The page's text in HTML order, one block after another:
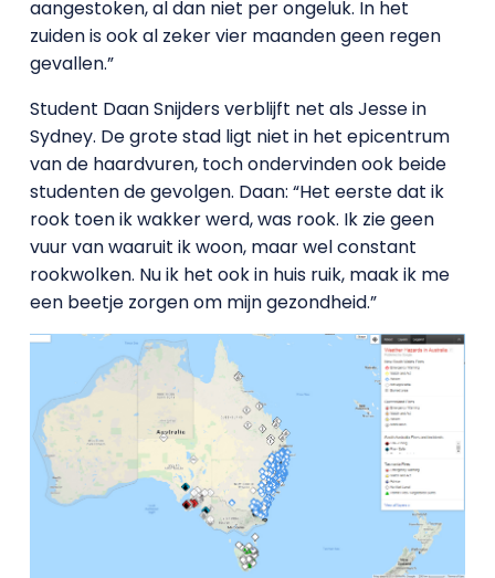
aangestoken, al dan niet per ongeluk. In het
zuiden is ook al zeker vier maanden geen regen
gevallen.”
Student Daan Snijders verblijft net als Jesse in
Sydney. De grote stad ligt niet in het epicentrum
van de haardvuren, toch ondervinden ook beide
studenten de gevolgen. Daan: “Het eerste dat ik
rook toen ik wakker werd, was rook. Ik zie geen
vuur van waaruit ik woon, maar wel constant
rookwolken. Nu ik het ook in huis ruik, maak ik me
een beetje zorgen om mijn gezondheid.”